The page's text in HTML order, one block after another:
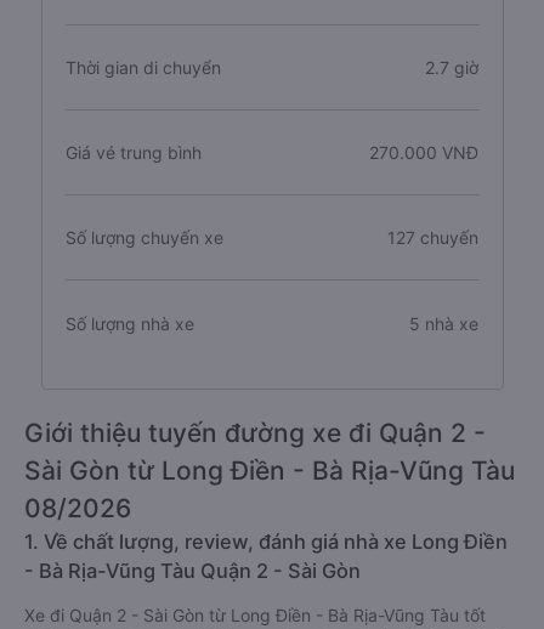
Thời gian di chuyển 2.7 giờ
Giá vé trung bình 270.000 VNĐ
Số lượng chuyến xe 127 chuyến
Số lượng nhà xe 5 nhà xe
Giới thiệu tuyến đường xe đi Quận 2 -
Sài Gòn từ Long Điền - Bà Rịa-Vũng Tàu
08/2026
1. Về chất lượng, review, đánh giá nhà xe Long Điền
- Bà Rịa-Vũng Tàu Quận 2 - Sài Gòn
Xe đi Quận 2 - Sài Gòn từ Long Điền - Bà Rịa-Vũng Tàu tốt